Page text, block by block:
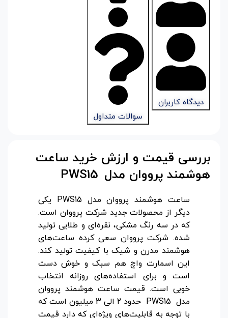
دیدگاه کاربران
سوالات متداول
بررسی قیمت و ارزش خرید ساعت
هوشمند پرووان مدل
ساعت هوشمند پرووان مدل PWS15 یکی
دیگر از محصولات جدید شرکت پرووان است.
که در سه رنگ مشکی، نقره‌ای و طلایی تولید
شده. شرکت پرووان سعی کرده ساعت‌های
هوشمند مدرن و شیک با کیفیت تولید کند.
این اسمارت واچ هم سبک و خوش دست
است و برای استفاده‌های روزانه انتخاب
خوبی است. قیمت ساعت هوشمند پرووان
مدل PWS15 حدود 2 الی 3 میلیون است که
با توجه به قابلیت‌های ویژه‌ای که دارد قیمت